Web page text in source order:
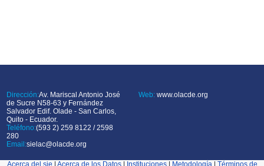
Dirección:Av. Mariscal Antonio José
de Sucre N58-63 y Fernández
Salvador Edif. Olade - San Carlos,
Quito - Ecuador.
Teléfono:(593 2) 259 8122 / 2598
280
Email:sielac@olacde.org
Web: www.olacde.org
Acerca del sie Acerca de los Datos| Instituciones| Metodología Términos de